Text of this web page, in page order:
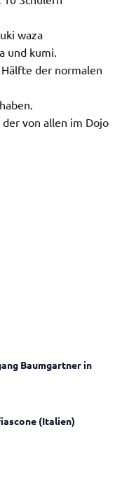
waza
und kumi.
der normalen
von allen im Dojo
Baumgartner in
(Italien)